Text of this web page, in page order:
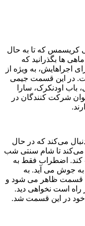
کریسمس که تا به حال
ها بگذرانید که
به ویژه از
در این قسمت جیمی
باب اودنکرک، سارا
شرکت کنندگان در
می‌کند که در حال
می‌کند تا شام سنتی شب
کند. اضطراب فقط به
جوش می آید. به
قسمت ظاهر می شود و
راه است نخواهی دید.
خود در این قسمت شد.